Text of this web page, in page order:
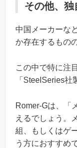
その他、独
中国メーカーな
か存在するもの
この中で特に注
「SteelSeries社
Romer-Gは、「
えるでしょう。
組、もしくはゲ
う方におすすめ